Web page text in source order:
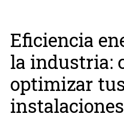
Eficiencia
la industria:
optimizar
instalaciones